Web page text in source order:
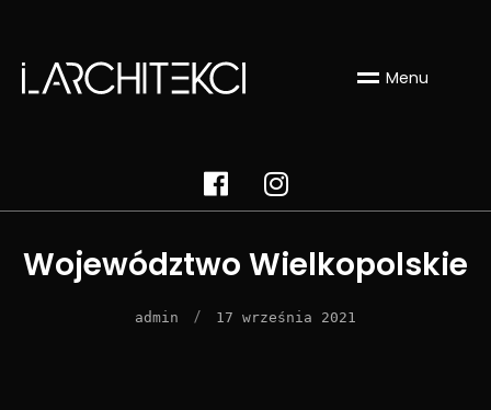
Menu
Województwo Wielkopolskie
admin / 17 września 2021